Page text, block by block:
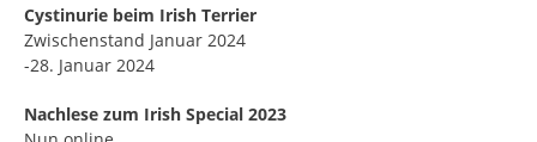
Cystinurie beim Irish Terrier
Zwischenstand Januar 2024
-28. Januar 2024
Nachlese zum Irish Special 2023